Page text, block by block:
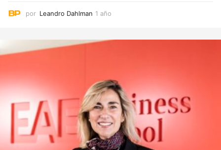
por Leandro Dahlman 1 año
o